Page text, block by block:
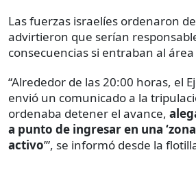
Las fuerzas israelíes ordenaron
advirtieron que serían
consecuencias si entraban al
“Alrededor de las 20:00 horas, el
envió un comunicado a la
ordenaba detener el avance,
a punto de ingresar en una
activo’”, se informó desde la